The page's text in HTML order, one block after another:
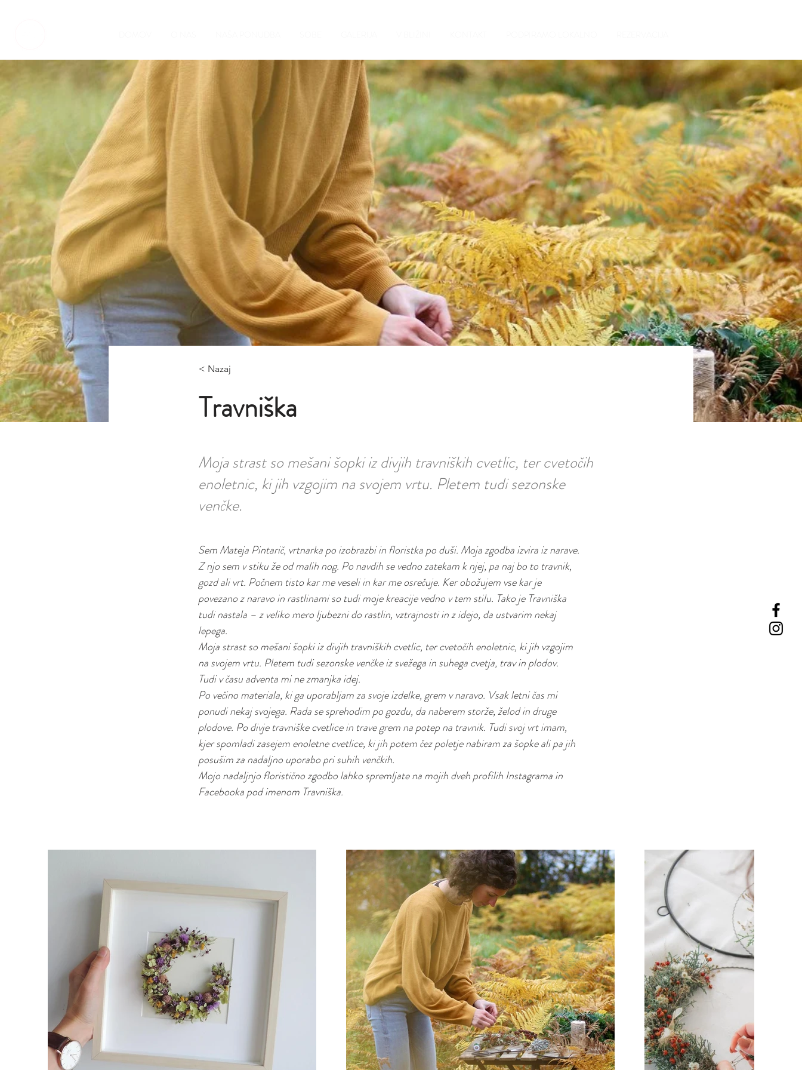
< Nazaj
Travniška
Moja strast so mešani šopki iz divjih travniških cvetlic, ter cvetočih
enoletnic, ki jih vzgojim na svojem vrtu. Pletem tudi sezonske
venčke.
Sem Mateja Pintarič, vrtnarka po izobrazbi in floristka po duši. Moja zgodba izvira iz narave.
Z njo sem v stiku že od malih nog. Po navdih se vedno zatekam k njej, pa naj bo to travnik,
gozd ali vrt. Počnem tisto kar me veseli in kar me osrečuje. Ker obožujem vse kar je
povezano z naravo in rastlinami so tudi moje kreacije vedno v tem stilu. Tako je Travniška
tudi nastala – z veliko mero ljubezni do rastlin, vztrajnosti in z idejo, da ustvarim nekaj
lepega.
Moja strast so mešani šopki iz divjih travniških cvetlic, ter cvetočih enoletnic, ki jih vzgojim
na svojem vrtu. Pletem tudi sezonske venčke iz svežega in suhega cvetja, trav in plodov.
Tudi v času adventa mi ne zmanjka idej.
Po večino materiala, ki ga uporabljam za svoje izdelke, grem v naravo. Vsak letni čas mi
ponudi nekaj svojega. Rada se sprehodim po gozdu, da naberem storže, želod in druge
plodove. Po divje travniške cvetlice in trave grem na potep na travnik. Tudi svoj vrt imam,
kjer spomladi zasejem enoletne cvetlice, ki jih potem čez poletje nabiram za šopke ali pa jih
posušim za nadaljno uporabo pri suhih venčkih.
Mojo nadaljnjo floristično zgodbo lahko spremljate na mojih dveh profilih Instagrama in
Facebooka pod imenom Travniška.